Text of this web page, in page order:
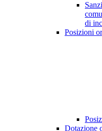
di
Posizioni
Dotazione